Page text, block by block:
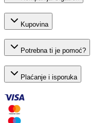
Kupovina
Potrebna ti je pomoć?
Plaćanje i isporuka